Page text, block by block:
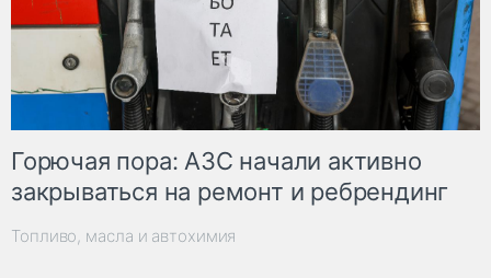
Горючая пора: АЗС начали активно
закрываться на ремонт и ребрендинг
Топливо, масла и автохимия